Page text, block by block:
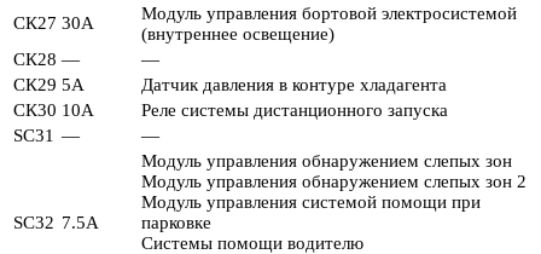
СК27 30А
Модуль управления бортовой электросистемой
(внутреннее освещение)
СК28 —
—
СК29 5А
Датчик давления в контуре хладагента
СК30 10А
Реле системы дистанционного запуска
SC31 — —
SC32 7.5А
Модуль управления обнаружением слепых зон
Модуль управления обнаружением слепых зон 2
Модуль управления системой помощи при
парковке
Системы помощи водителю